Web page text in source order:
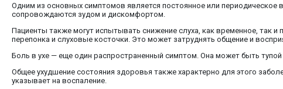
Одним из основных симптомов является постоянное или
сопровождаются зудом и дискомфортом.
Пациенты также могут испытывать снижение слуха, как временное, так
перепонка и слуховые косточки. Это может затруднять общение и
Боль в ухе — еще один распространенный симптом. Она может быть
Общее ухудшение состояния здоровья также характерно для этого
указывает на воспаление.